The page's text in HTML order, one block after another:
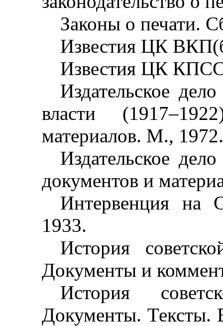
Законы о печати.
Известия ЦК
Известия ЦК
Издательское
власти (1917–
материалов. М., 1972.
Издательское
документов и
Интервенция на
1933.
История
Документы и
История
Документы. Тексты.